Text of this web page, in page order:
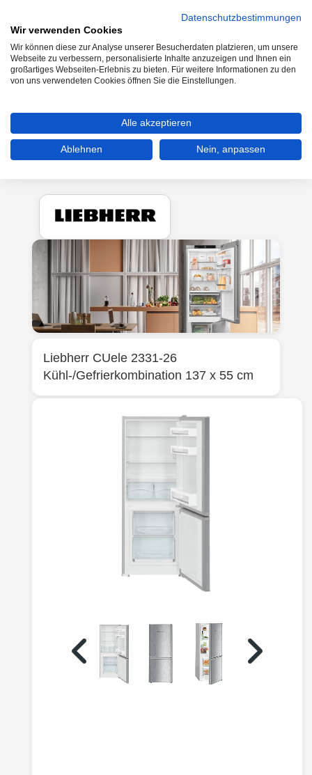
0
Stand Kühl- & Gefrierkombinationen
Liebherr CUele 2331-26
Kühl-/Gefrierkombination 137 x 55 cm
Datenschutzbestimmungen
Wir verwenden Cookies
Wir können diese zur Analyse unserer Besucherdaten platzieren, um unsere
Webseite zu verbessern, personalisierte Inhalte anzuzeigen und Ihnen ein
großartiges Webseiten-Erlebnis zu bieten. Für weitere Informationen zu den
von uns verwendeten Cookies öffnen Sie die Einstellungen.
Alle akzeptieren
Ablehnen Nein, anpassen